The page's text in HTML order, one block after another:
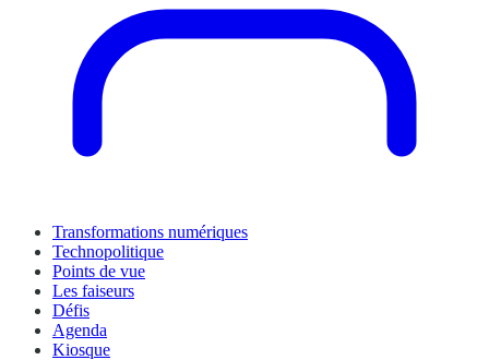
Transformations numériques
Technopolitique
Points de vue
Les faiseurs
Défis
Agenda
Kiosque